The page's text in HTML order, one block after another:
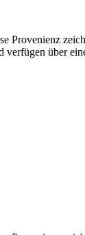
Provenienz
über